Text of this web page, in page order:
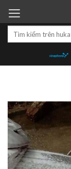
content
Tìm